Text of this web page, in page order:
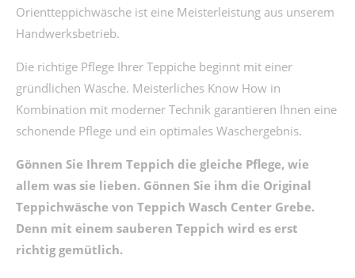
Orientteppichwäsche ist eine Meisterleistung aus unserem
Handwerksbetrieb.
Die richtige Pflege Ihrer Teppiche beginnt mit einer
gründlichen Wäsche. Meisterliches Know How in
Kombination mit moderner Technik garantieren Ihnen eine
schonende Pflege und ein optimales Waschergebnis.
Gönnen Sie Ihrem Teppich die gleiche Pflege, wie
allem was sie lieben. Gönnen Sie ihm die Original
Teppichwäsche von Teppich Wasch Center Grebe.
Denn mit einem sauberen Teppich wird es erst
richtig gemütlich.